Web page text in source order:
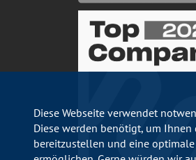
Diese Webseite verwendet
Diese werden benötigt, um Ihnen
bereitzustellen und eine